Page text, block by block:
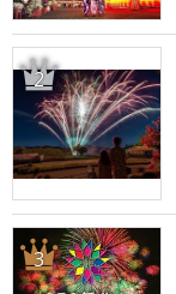
2
3